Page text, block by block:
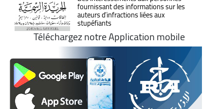
fournissant des informations sur les
auteurs d’infractions liées aux
stupéfiants
Téléchargez notre Application mobile